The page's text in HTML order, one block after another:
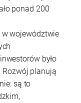
ponad 200
województwie
było
Rozwój planują
są to